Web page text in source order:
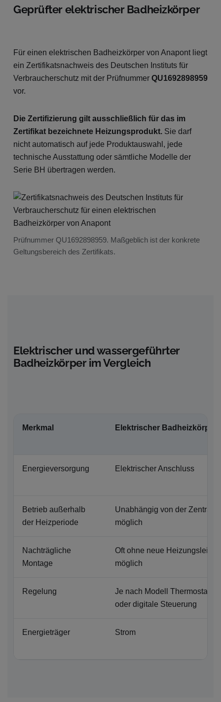
Geprüfter elektrischer Badheizkörper
Für einen elektrischen Badheizkörper von Anapont liegt
ein Zertifikatsnachweis des Deutschen Instituts für
Verbraucherschutz mit der Prüfnummer QU1692898959
vor.
Die Zertifizierung gilt ausschließlich für das im
Zertifikat bezeichnete Heizungsprodukt. Sie darf
nicht automatisch auf jede Produktauswahl, jede
technische Ausstattung oder sämtliche Modelle der
Serie BH übertragen werden.
Prüfnummer QU1692898959. Maßgeblich ist der konkrete
Geltungsbereich des Zertifikats.
Elektrischer und wassergeführter
Badheizkörper im Vergleich
Merkmal Elektrischer Badheizkörper
Energieversorgung Elektrischer Anschluss
Betrieb außerhalb
der Heizperiode
Unabhängig von der
möglich
Nachträgliche
Montage
Oft ohne neue
möglich
Regelung
Je nach Modell Thermostat,
oder digitale Steuerung
Energieträger Strom